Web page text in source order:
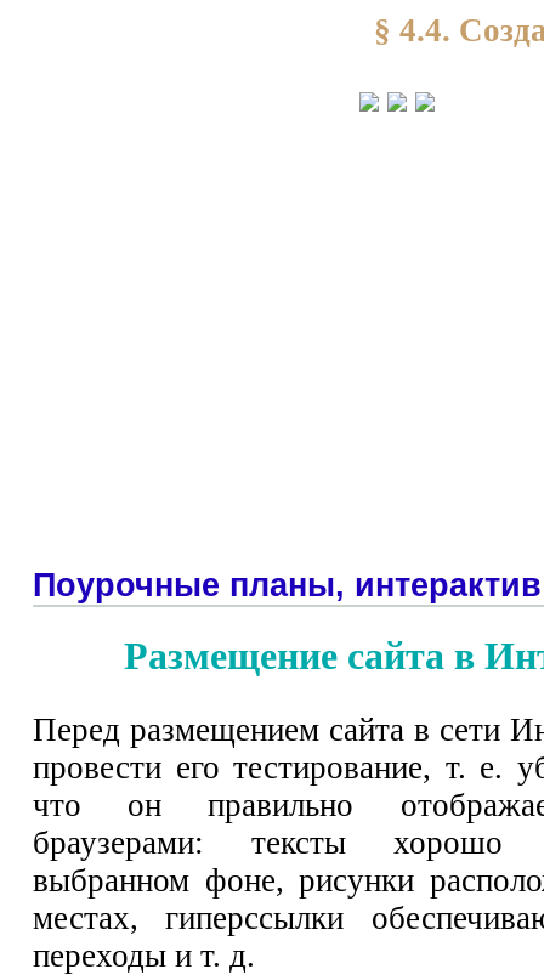
§ 4.4.
Поурочные планы, интерактив
Размещение сайта в
Перед размещением сайта в сети
провести его тестирование, т. е.
что он правильно
браузерами: тексты хорошо
выбранном фоне, рисунки
местах, гиперссылки
переходы и т. д.